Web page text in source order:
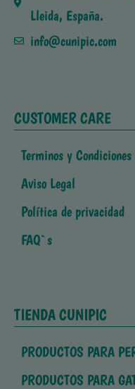
Lleida, España.
info@cunipic.com
CUSTOMER CARE
Terminos y Condiciones
Aviso Legal
Política de privacidad
FAQ`s
TIENDA CUNIPIC
PRODUCTOS PARA
PRODUCTOS PARA